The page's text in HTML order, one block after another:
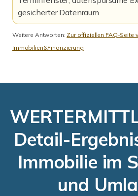
gesicherter Datenraum.
Weitere Antworten: Zur offiziellen FAQ-Seite
Immobilien&Finanzierung
Detail-
Immobilie im
und